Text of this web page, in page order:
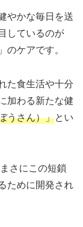
やかな毎日を送
しているのが
ケアです。
た食生活や十分
加わる新たな健
うさん）」とい
さにこの短鎖
ために開発され